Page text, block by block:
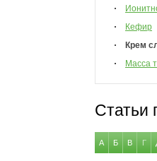
Кефир
Крем
Масса
Статьи
А Б В Г